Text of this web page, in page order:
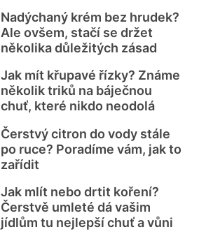
Nadýchaný krém bez hrudek?
Ale ovšem, stačí se držet
několika důležitých zásad
Jak mít křupavé řízky? Známe
několik triků na báječnou
chuť, které nikdo neodolá
Čerstvý citron do vody stále
po ruce? Poradíme vám, jak to
zařídit
Jak mlít nebo drtit koření?
Čerstvě umleté dá vašim
jídlům tu nejlepší chuť a vůni